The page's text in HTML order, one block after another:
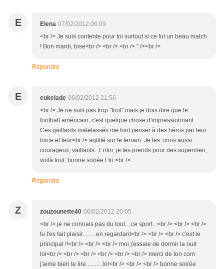
E Elena 07/02/2012 06:09
<br /> Je suis contente pour toi surtout si ce fut un beau match
! Bon mardi, bise<br /> <br /> <br /> " /><br />
Répondre
E eukelade 06/02/2012 21:56
<br /> Je ne suis pas trop "foot" mais je dois dire que le
football américain, c'est quelque chose d'impressionnant.
Ces gaillards matelassés me font penser à des héros par leur
force et leur<br /> agilité sur le terrain. Je les crois aussi
courageux, vaillants...Enfin, je les prends pour des supermen,
voilà tout. bonne soirée Flo.<br />
Répondre
Z zouzounette40 06/02/2012 20:05
<br /> je ne connais pas du tout....ce sport...<br /> <br /> <br />
tu t'es fait plaisir.........en regardant<br /> <br /> <br /> c'est le
principal !!<br /> <br /> <br /> moi j'essaie de dormir la nuit
lol<br /> <br /> <br /> <br /> <br /> <br /> merci de ton com
j'aime bien te lire...........lol<br /> <br /> <br /> bonne soirée